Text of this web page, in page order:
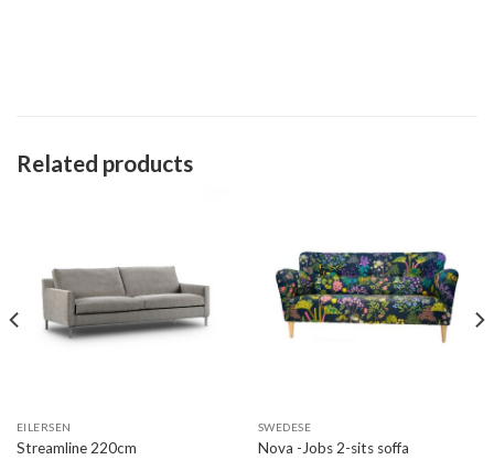
Related products
EILERSEN
Streamline 220cm
SWEDESE
Nova -Jobs 2-sits soffa